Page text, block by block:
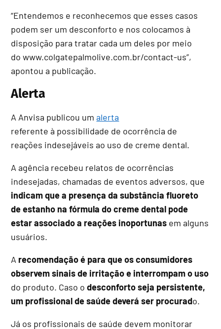
“Entendemos e reconhecemos que esses casos
podem ser um desconforto e nos colocamos à
disposição para tratar cada um deles por meio
do www.colgatepalmolive.com.br/contact-us”,
apontou a publicação.
Alerta
A Anvisa publicou umalerta
referente à possibilidade de ocorrência de
reações indesejáveis ao uso de creme dental.
A agência recebeu relatos de ocorrências
indesejadas, chamadas de eventos adversos, que
indicam que a presença da substância fluoreto
de estanho na fórmula do creme dental pode
estar associado a reações inoportunas em alguns
usuários.
A recomendação é para que os consumidores
observem sinais de irritação e interrompam o uso
do produto. Caso odesconforto seja persistente,
um profissional de saúde deverá ser procurado.
Já os profissionais de saúde devem monitorar